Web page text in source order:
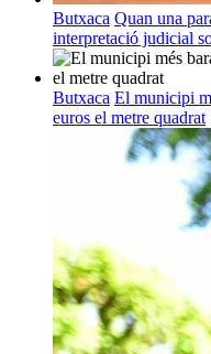
Butxaca Quan una
interpretació judicial
Butxaca El municipi
euros el metre quadrat